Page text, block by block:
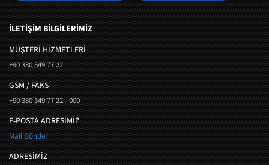
İLETİŞİM BİLGİLERİMİZ
MÜŞTERI HIZMETLERI
+90 380 549 77 22
GSM / FAKS
+90 380 549 77 22 - 000
E-POSTA ADRESİMİZ
Mail Gönder
ADRESİMİZ